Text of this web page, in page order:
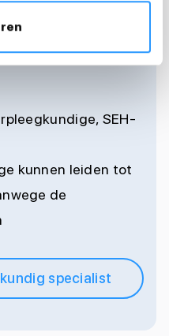
SEH-
kunnen leiden tot
de
specialist